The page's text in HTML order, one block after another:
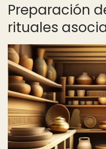
Preparación
rituales